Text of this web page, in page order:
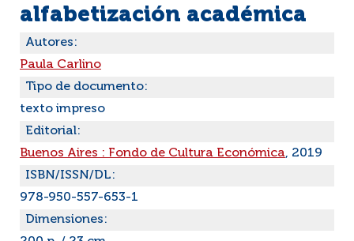
alfabetización académica
Autores:
Paula Carlino
Tipo de documento:
texto impreso
Editorial:
Buenos Aires : Fondo de Cultura Económica, 2019
ISBN/ISSN/DL:
978-950-557-653-1
Dimensiones: